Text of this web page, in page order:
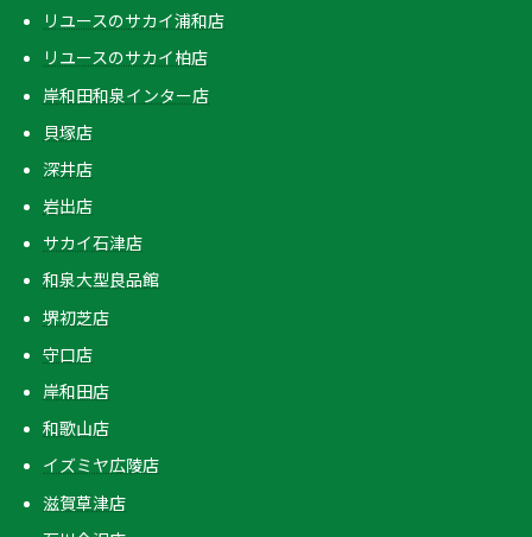
リユースのサカイ浦和店
リユースのサカイ柏店
岸和田和泉インター店
貝塚店
深井店
岩出店
サカイ石津店
和泉大型良品館
堺初芝店
守口店
岸和田店
和歌山店
イズミヤ広陵店
滋賀草津店